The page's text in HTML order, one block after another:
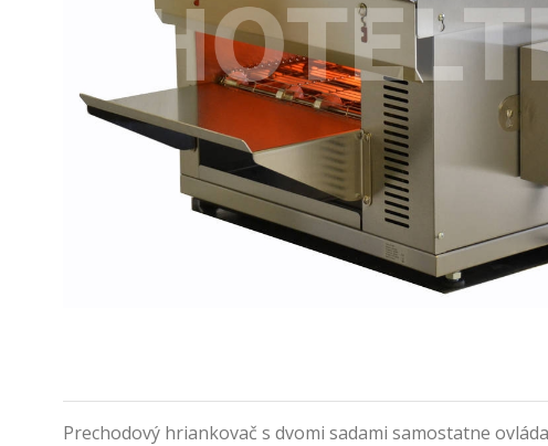
Prechodový hriankovač s dvomi sadami samostatne